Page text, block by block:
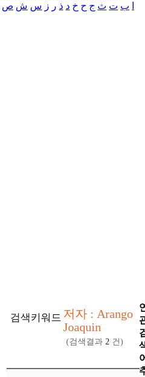
ب ت ث ج ح خ د ذ ر ز س ش ص
검색키워드 저자 : Arango
Joaquin
(검색결과 2 건)